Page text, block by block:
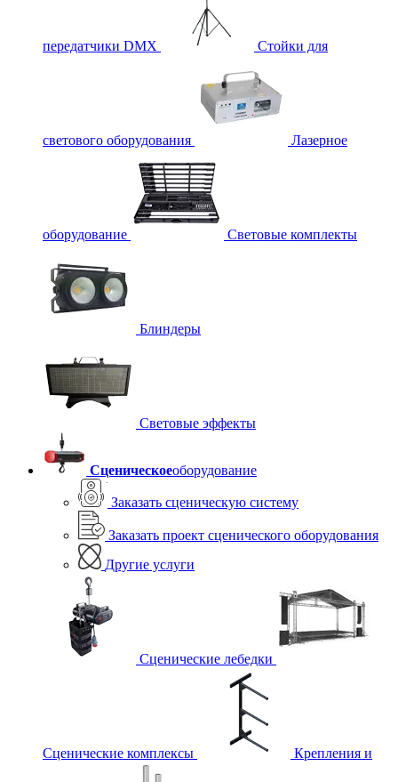
передатчики DMX Стойки для
светового оборудования Лазерное
оборудование Световые комплекты
Блиндеры
Световые эффекты
Сценическоеоборудование
Заказать сценическую систему
Заказать проект сценического оборудования
Другие услуги
Сценические лебедки
Сценические комплексы Крепления и